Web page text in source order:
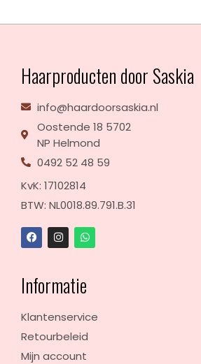
Haarproducten door Saskia
info@haardoorsaskia.nl
Oostende 18 5702
NP Helmond
0492 52 48 59
KvK: 17102814
BTW: NL0018.89.791.B.31
Informatie
Klantenservice
Retourbeleid
Mijn account